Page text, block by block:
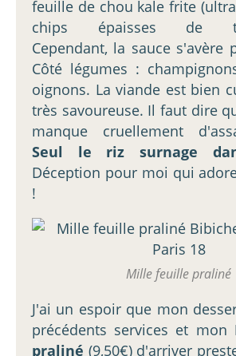
feuille de chou kale frite
chips épaisses de
Cependant, la sauce s'avère
Côté légumes :
oignons. La viande est bien
très savoureuse. Il faut dire
manque cruellement
Seul le riz surnage
Déception pour moi qui
!
Mille feuille praliné
J'ai un espoir que mon
précédents services et mon
praliné (9,50€) d'arriver